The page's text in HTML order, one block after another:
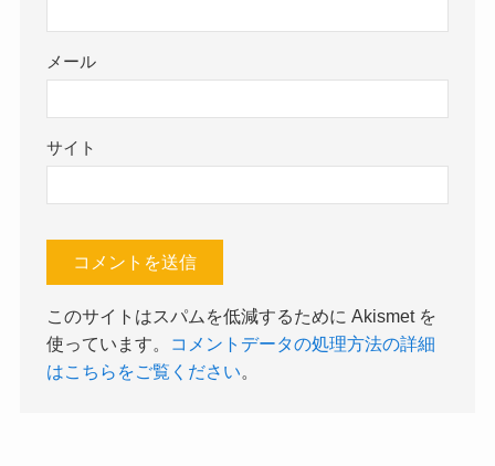
メール
サイト
このサイトはスパムを低減するために Akismet を
使っています。
コメントデータの処理方法の詳細
はこちらをご覧ください。